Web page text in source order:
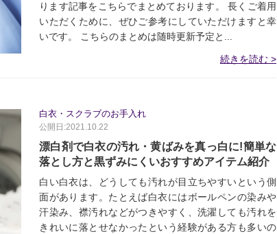
ります記事をこちらでまとめております。 長くご着用
いただくために、ぜひご参考にしていただけますと幸
いです。 こちらのまとめは随時更新予定と...
続きを読む
白衣・スクラブのお手入れ
公開日:2021.10.22
漂白剤で白衣の汚れ・黄ばみを真っ白に!簡単な
落とし方と黒ずみにくいおすすめアイテム紹介
白い白衣は、どうしても汚れが目立ちやすいという側
面があります。たとえば白衣にはボールペンの染みや
汗染み、襟汚れなどがつきやすく、洗濯しても汚れを
きれいに落とせなかったという経験がある方も多いの